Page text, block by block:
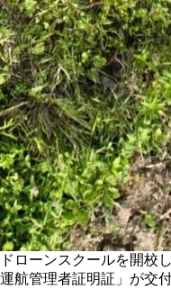
ーンスクールを開校し
航管理者証明証」が交